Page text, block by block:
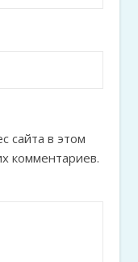
сайта в этом
комментариев.